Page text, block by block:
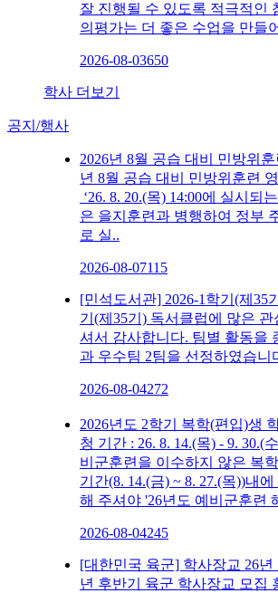
잘 진행될 수 있도록 적극적인
의평가는 더 좋은 수업을 만들
2026-08-03650
학사 더보기
공지/행사
2026년 8월 공습 대비 민방위
년 8월 공습 대비 민방위훈련
‘26. 8. 20.(목) 14:00에 실시되
은 을지훈련과 병행하여 정부
로 실..
2026-08-07115
[민석도서관] 2026-1학기(제35
기(제35기) 독서클럽에 많은
셔서 감사합니다. 팀별 활동을
과 우수팀 2팀을 선정하였습니
2026-08-04272
2026년도 2학기 복학(편입)생
청 기간 : 26. 8. 14.(목) - 9. 30.(
비군훈련을 이수하지 않은 복
기간(8. 14.(금) ~ 8. 27.(목))내
해 주셔야 '26년도 예비군훈련
2026-08-04245
[대한민국 육군] 학사장교 26년
년 후반기 육군 학사장교 모집